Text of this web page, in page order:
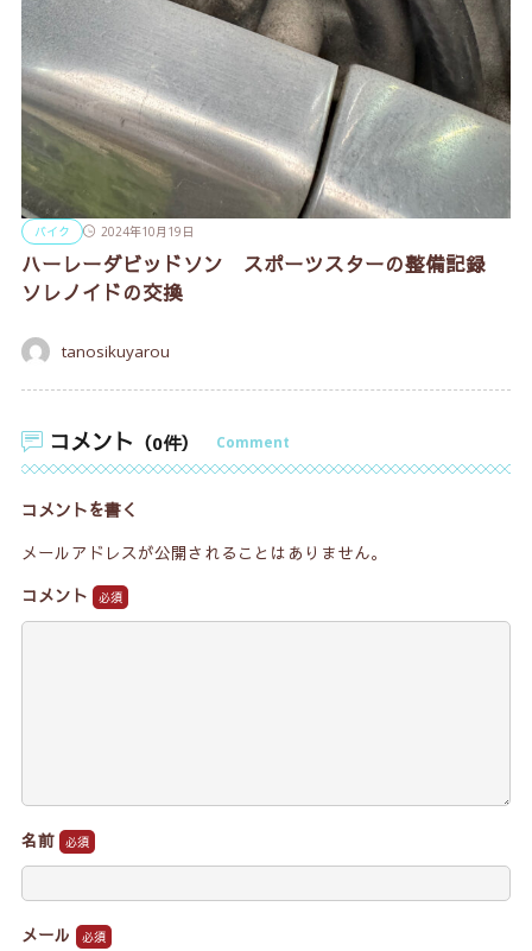
バイク 2024年10月19日
ハーレーダビッドソン スポーツスターの整備記録
ソレノイドの交換
tanosikuyarou
コメント （0件） Comment
コメントを書く
メールアドレスが公開されることはありません。
コメント
名前
メール